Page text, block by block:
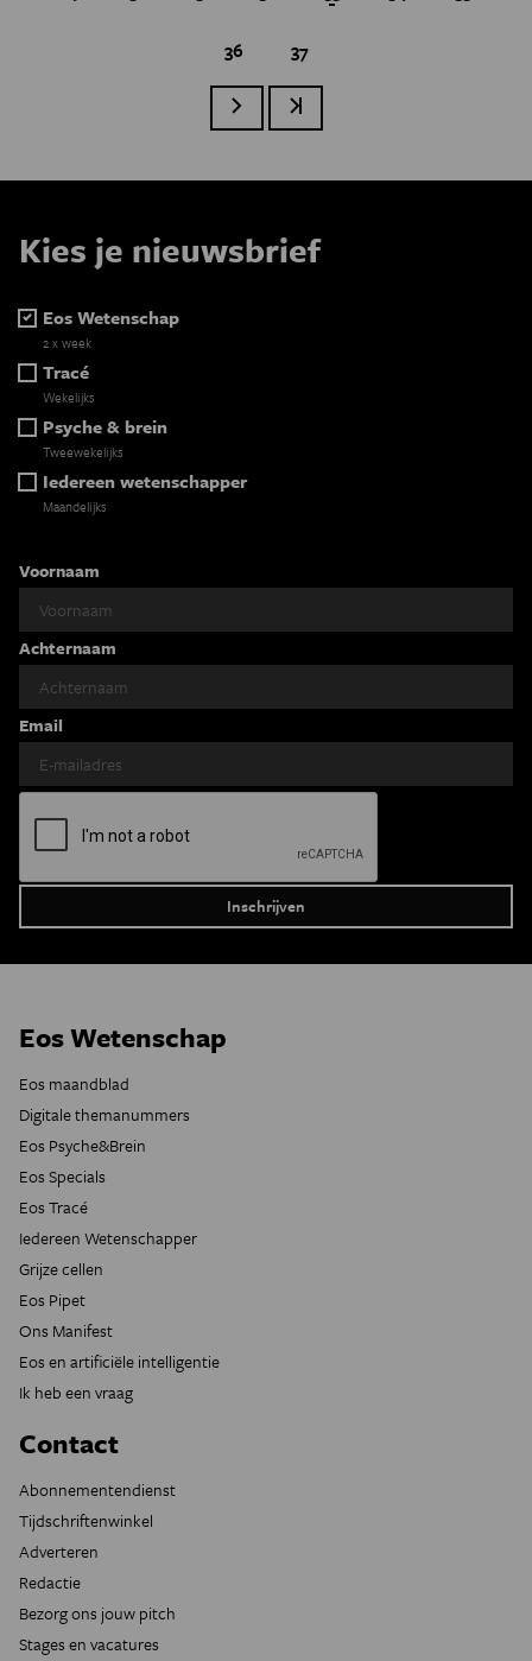
Paginatie
Page
36 Page
37
Volgende paginaLaatste pagina
Kies je nieuwsbrief
Eos Wetenschap
2 x week
Tracé
Wekelijks
Psyche & brein
Tweewekelijks
Iedereen wetenschapper
Maandelijks
Voornaam
Achternaam
Email
Eos Wetenschap
Eos maandblad
Digitale themanummers
Eos Psyche&Brein
Eos Specials
Eos Tracé
Iedereen Wetenschapper
Grijze cellen
Eos Pipet
Ons Manifest
Eos en artificiële intelligentie
Ik heb een vraag
Contact
Abonnementendienst
Tijdschriftenwinkel
Adverteren
Redactie
Bezorg ons jouw pitch
Stages en vacatures